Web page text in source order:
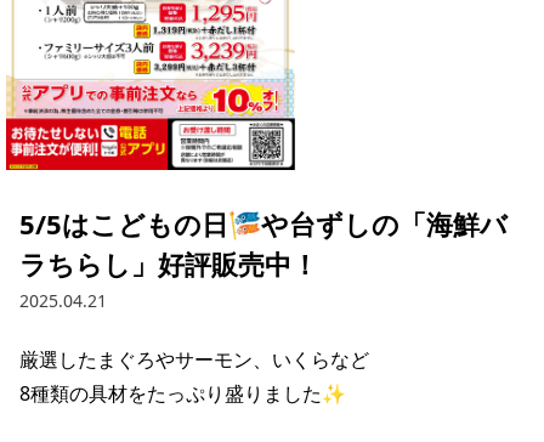
会社概要
沿革
経営陣
所在地
飲食事業紹介トップ
や台ずし
ニパチ
これや
焼とりてっぱん
せんと
IR（株主・投資家）情報
IR情報トップ
会長メッセージ
コーポレートガバナンス
財務情報
業績推移
財政状況
株式情報
IRライブラリ
採用情報
採用情報トップ
パート・アルバイト
店舗物件・店舗施工管理業者の募集
お問い合わせ
お問い合わせトップ
ご意見・アンケート（ご来店の方）
このサイトについて
プライバシーポリシー
5/5はこどもの日🎏や台ずしの「海鮮バ
ラちらし」好評販売中！
2025.04.21
厳選したまぐろやサーモン、いくらなど
8種類の具材をたっぷり盛りました✨